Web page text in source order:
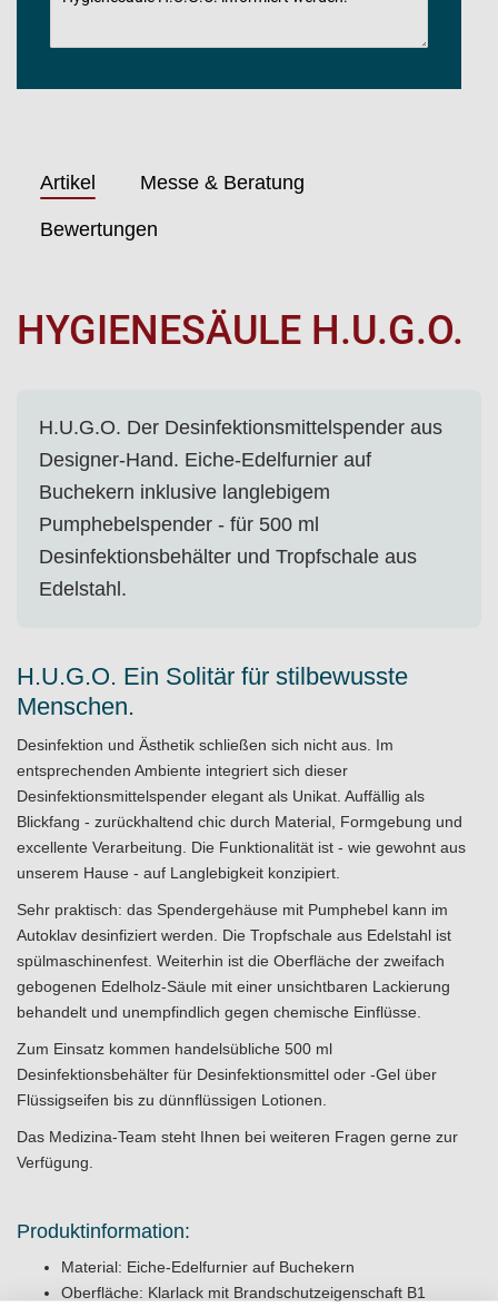
Artikel Messe & Beratung
Bewertungen
HYGIENESÄULE H.U.G.O.
H.U.G.O. Der Desinfektionsmittelspender aus
Designer-Hand. Eiche-Edelfurnier auf
Buchekern inklusive langlebigem
Pumphebelspender - für 500 ml
Desinfektionsbehälter und Tropfschale aus
Edelstahl.
H.U.G.O. Ein Solitär für stilbewusste
Menschen.
Desinfektion und Ästhetik schließen sich nicht aus. Im
entsprechenden Ambiente integriert sich dieser
Desinfektionsmittelspender elegant als Unikat. Auffällig als
Blickfang - zurückhaltend chic durch Material, Formgebung und
excellente Verarbeitung. Die Funktionalität ist - wie gewohnt aus
unserem Hause - auf Langlebigkeit konzipiert.
Sehr praktisch: das Spendergehäuse mit Pumphebel kann im
Autoklav desinfiziert werden. Die Tropfschale aus Edelstahl ist
spülmaschinenfest. Weiterhin ist die Oberfläche der zweifach
gebogenen Edelholz-Säule mit einer unsichtbaren Lackierung
behandelt und unempfindlich gegen chemische Einflüsse.
Zum Einsatz kommen handelsübliche 500 ml
Desinfektionsbehälter für Desinfektionsmittel oder -Gel über
Flüssigseifen bis zu dünnflüssigen Lotionen.
Das Medizina-Team steht Ihnen bei weiteren Fragen gerne zur
Verfügung.
Produktinformation:
Material: Eiche-Edelfurnier auf Buchekern
Oberfläche: Klarlack mit Brandschutzeigenschaft B1